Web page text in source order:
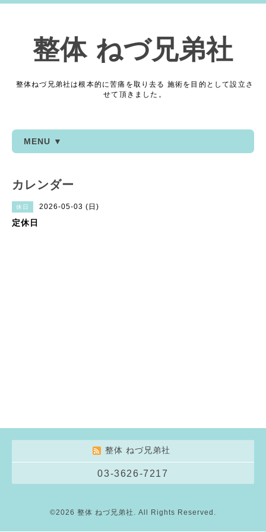
整体 ねづ兄弟社
整体ねづ兄弟社は根本的に苦痛を取り去る 施術を目的として設立さ
せて頂きました。
MENU ▼
カレンダー
休日 2026-05-03 (日)
定休日
整体 ねづ兄弟社
03-3626-7217
©2026 整体 ねづ兄弟社 . All Rights Reserved.